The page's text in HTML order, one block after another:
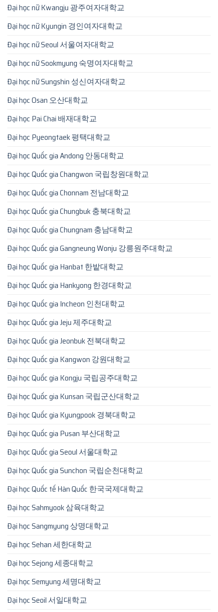
Đại học nữ Kwangju 광주여자대학교
Đại học nữ Kyungin 경인여자대학교
Đại học nữ Seoul 서울여자대학교
Đại học nữ Sookmyung 숙명여자대학교
Đại học nữ Sungshin 성신여자대학교
Đại học Osan 오산대학교
Đại học Pai Chai 배재대학교
Đại học Pyeongtaek 평택대학교
Đại học Quốc gia Andong 안동대학교
Đại học Quốc gia Changwon 국립창원대학교
Đại học Quốc gia Chonnam 전남대학교
Đại học Quốc gia Chungbuk 충북대학교
Đại học Quốc gia Chungnam 충남대학교
Đại học Quốc gia Gangneung Wonju 강릉원주대학교
Đại học Quốc gia Hanbat 한밭대학교
Đại học Quốc gia Hankyong 한경대학교
Đại học Quốc gia Incheon 인천대학교
Đại học Quốc gia Jeju 제주대학교
Đại học Quốc gia Jeonbuk 전북대학교
Đại học Quốc gia Kangwon 강원대학교
Đại học Quốc gia Kongju 국립공주대학교
Đại học Quốc gia Kunsan 국립군산대학교
Đại học Quốc gia Kyungpook 경북대학교
Đại học Quốc gia Pusan 부산대학교
Đại học Quốc gia Seoul 서울대학교
Đại học Quốc gia Sunchon 국립순천대학교
Đại học Quốc tế Hàn Quốc 한국국제대학교
Đại học Sahmyook 삼육대학교
Đại học Sangmyung 상명대학교
Đại học Sehan 세한대학교
Đại học Sejong 세종대학교
Đại học Semyung 세명대학교
Đại học Seoil 서일대학교